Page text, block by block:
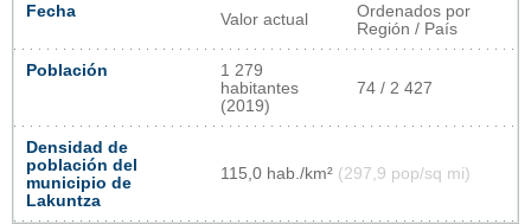
Fecha Valor actual
Ordenados por
Región / País
Población
1 279
habitantes
(2019)
74 / 2 427
Densidad de
población del
municipio de
Lakuntza
115,0 hab./km² (297,9 pop/sq mi)